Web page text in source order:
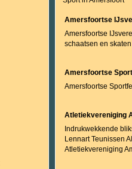
Amersfoortse
Amersfoortse
schaatsen en skaten
Amersfoortse
Amersfoortse
Atletiekvereniging
Indrukwekkende
Lennart Teunissen
Atletiekvereniging